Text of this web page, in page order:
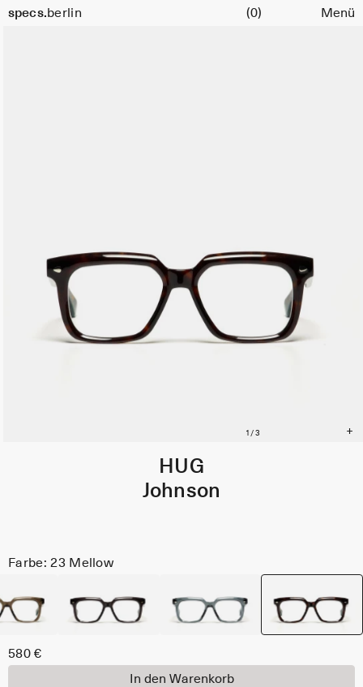
specs.berlin
Warenkorb (0) Menü
HUG
Johnson
Farbe: 23 Mellow
580 €
In den Warenkorb